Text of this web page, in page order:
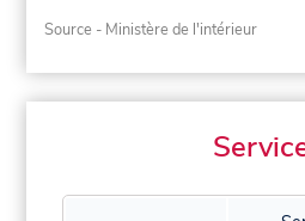
Source - Ministère de l'intérieur